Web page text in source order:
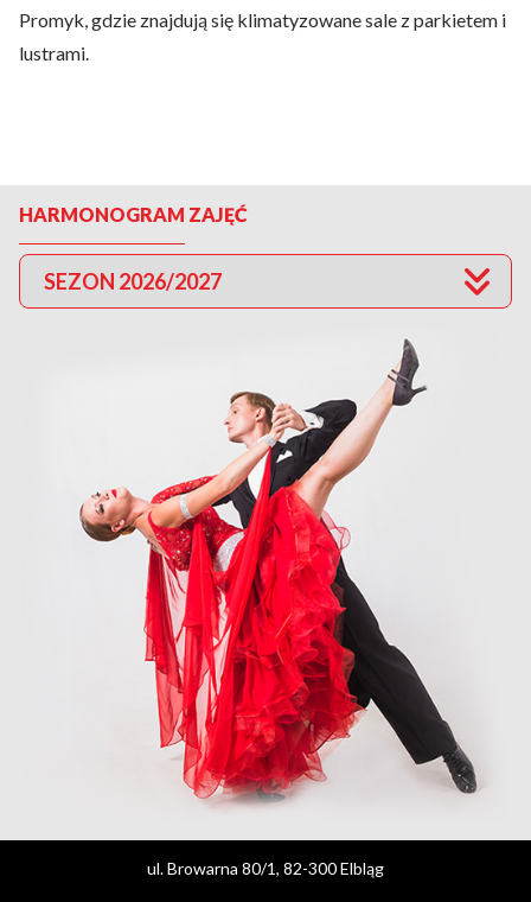
Promyk, gdzie znajdują się klimatyzowane sale z parkietem i
lustrami.
HARMONOGRAM ZAJĘĆ
SEZON 2026/2027
ul. Browarna 80/1, 82-300 Elbląg